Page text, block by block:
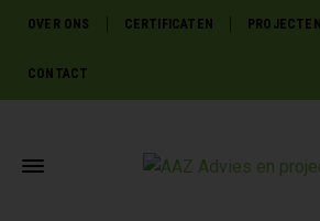
OVER ONS CERTIFICATEN PROJECTEN
CONTACT